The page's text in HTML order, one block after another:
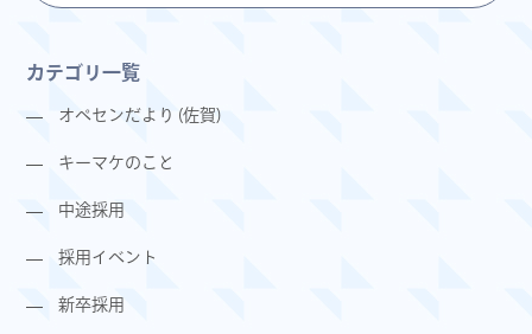
カテゴリ一覧
オペセンだより (佐賀)
キーマケのこと
中途採用
採用イベント
新卒採用